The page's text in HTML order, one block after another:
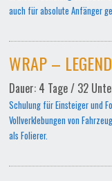
auch für absolute Anfänger
WRAP – LEGEND
Dauer: 4 Tage / 32
Schulung für Einsteiger und
Vollverklebungen von
als Folierer.